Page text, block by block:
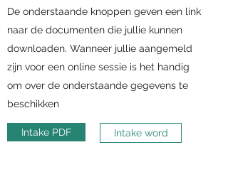
De onderstaande knoppen geven een link
naar de documenten die jullie kunnen
downloaden. Wanneer jullie aangemeld
zijn voor een online sessie is het handig
om over de onderstaande gegevens te
beschikken
Intake PDF Intake word